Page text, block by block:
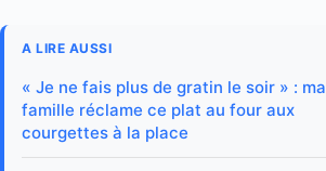
A LIRE AUSSI
« Je ne fais plus de gratin le soir » : ma
famille réclame ce plat au four aux
courgettes à la place